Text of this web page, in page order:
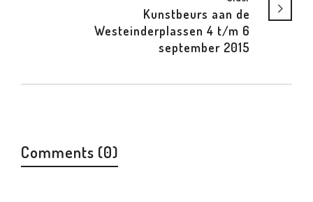
Kunstbeurs aan de
Westeinderplassen 4 t/m 6
september 2015
Comments (0)